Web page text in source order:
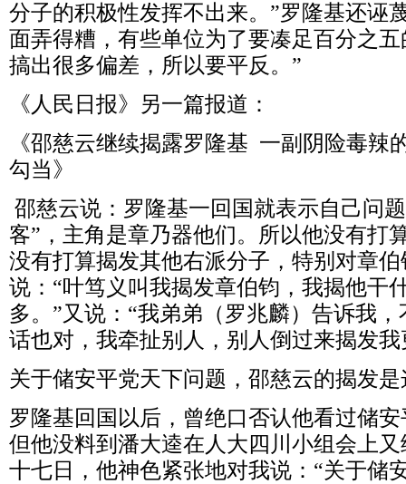
分子的积极性发挥不出来。”罗隆基还诬
面弄得糟，有些单位为了要凑足百分之
搞出很多偏差，所以要平反。”
《人民日报》另一篇报道：
《邵慈云继续揭露罗隆基 一副阴险毒辣
勾当》
邵慈云说：罗隆基一回国就表示自己问
客”，主角是章乃器他们。所以他没有打
没有打算揭发其他右派分子，特别对章
说：“叶笃义叫我揭发章伯钧，我揭他干
多。”又说：“我弟弟（罗兆麟）告诉我
话也对，我牵扯别人，别人倒过来揭发我
关于储安平党天下问题，邵慈云的揭发
罗隆基回国以后，曾绝口否认他看过储
但他没料到潘大逵在人大四川小组会上
十七日，他神色紧张地对我说：“关于储